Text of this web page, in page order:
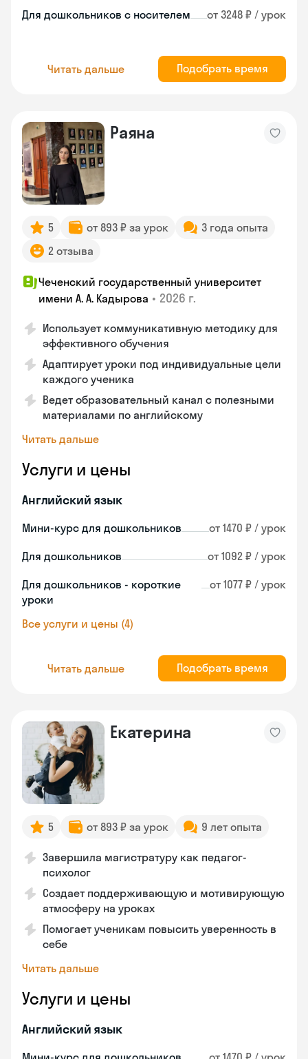
Для дошкольников с носителем от 3248 ₽ / урок
Читать дальше Подобрать время
Раяна
5 от 893 ₽ за урок
3 года опыта
2 отзыва
Чеченский государственный университет
имени А. А. Кадырова • 2026 г.
Использует коммуникативную методику для
эффективного обучения
Адаптирует уроки под индивидуальные цели
каждого ученика
Ведет образовательный канал с полезными
материалами по английскому
Читать дальше
Услуги и цены
Английский язык
Мини-курс для дошкольников от 1470 ₽ / урок
Для дошкольников от 1092 ₽ / урок
Для дошкольников - короткие
уроки
от 1077 ₽ / урок
Все услуги и цены (4)
Читать дальше Подобрать время
Екатерина
5 от 893 ₽ за урок 9 лет опыта
Завершила магистратуру как педагог-
психолог
Создает поддерживающую и мотивирующую
атмосферу на уроках
Помогает ученикам повысить уверенность в
себе
Читать дальше
Услуги и цены
Английский язык